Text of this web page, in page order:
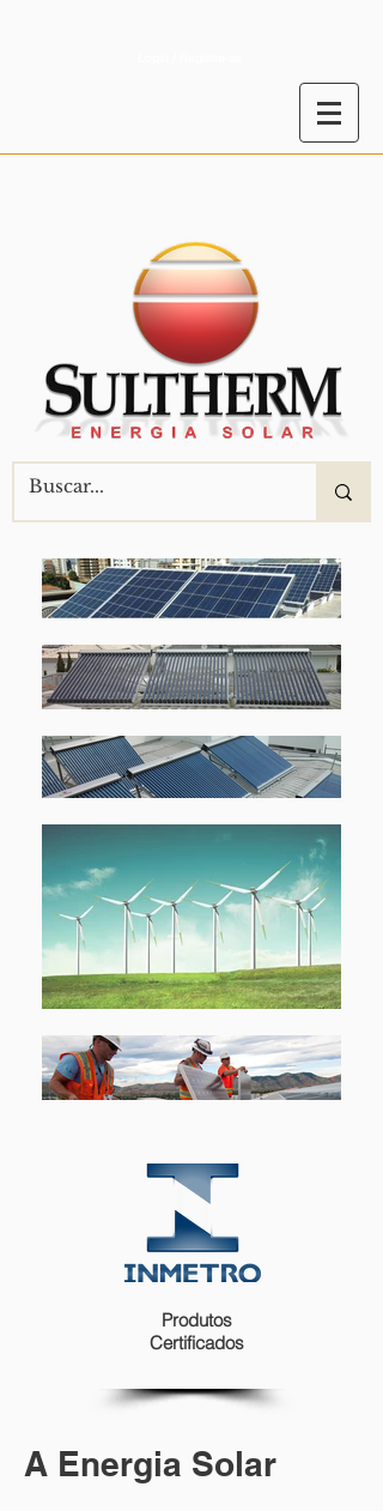
Produtos
Certificados
A Energia Solar